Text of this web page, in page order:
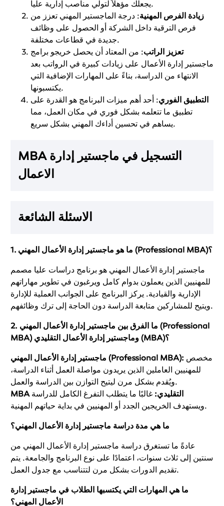
يجعلك مؤهلاً لتولي مناصب إدارية عليا.
زيادة الفرص المهنية: درجة الماجستير المهني تعزز من
فرص الترقية داخل الشركة أو الحصول على وظائف
جديدة في قطاعات مختلفة.
تعزيز الراتب: من المعتاد أن يحصل خريجو برامج
ماجستير إدارة الأعمال على زيادات كبيرة في الرواتب بعد
الانتهاء من الدراسة، بناءً على المهارات الإضافية التي
يكتسبونها.
التطبيق الفوري: أحد أهم ميزات البرنامج هو القدرة على
تطبيق ما تتعلمه بشكل فوري في مكان العمل، مما
يساهم في تحسين أداءك المهني بشكل سريع.
MBA التسجيل في ماجستير إدارة
الاعمال
الاسئلة الشائعة
1. ما هو ماجستير إدارة الأعمال المهني (Professional MBA)؟
ماجستير إدارة الأعمال المهني هو برنامج دراسات عليا مصمم
للمهنيين الذين يعملون بدوام كامل ويرغبون في تطوير مهاراتهم
الإدارية والقيادية. يركز البرنامج على الجوانب العملية للإدارة
ويتيح للمشاركين متابعة الدراسة دون الحاجة إلى ترك وظائفهم.
2. ما الفرق بين ماجستير إدارة الأعمال المهني (Professional
MBA) وماجستير إدارة الأعمال التقليدي (MBA)؟
ماجستير إدارة الأعمال المهني (Professional MBA):
للمهنيين العاملين الذين يريدون مواصلة العمل أثناء الدراسة،
ويُقدم بشكل مرن ليتيح التوازن بين الدراسة والعمل.
MBA التقليدي: غالبًا ما يتطلب التفرغ الكامل للدراسة
ويستهدف الخريجين الجدد أو المهنيين في بداية حياتهم المهنية.
ما هي مدة دراسة ماجستير إدارة الأعمال المهني؟
عادةً ما تستغرق دراسة ماجستير إدارة الأعمال المهني من
سنتين إلى ثلاث سنوات، اعتمادًا على نوع البرنامج والجامعة. يتم
تقديم الدورات بشكل مرن لتتناسب مع جدول العمل.
ما هي المهارات التي يكتسبها الطلاب في ماجستير إدارة
الأعمال المهني؟